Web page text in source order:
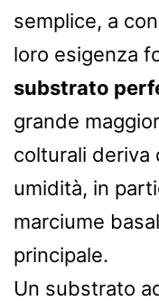
semplice, a
loro esigenza
substrato
grande
colturali deriva
umidità, in
marciume
principale.
Un substrato